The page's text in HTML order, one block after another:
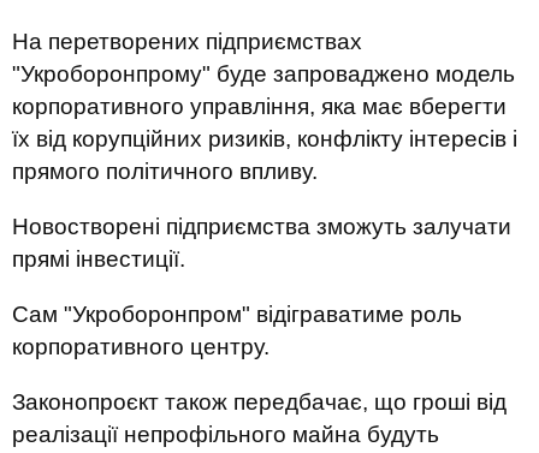
На перетворених підприємствах
"Укроборонпрому" буде запроваджено модель
корпоративного управління, яка має вберегти
їх від корупційних ризиків, конфлікту інтересів і
прямого політичного впливу.
Новостворені підприємства зможуть залучати
прямі інвестиції.
Сам "Укроборонпром" відіграватиме роль
корпоративного центру.
Законопроєкт також передбачає, що гроші від
реалізації непрофільного майна будуть